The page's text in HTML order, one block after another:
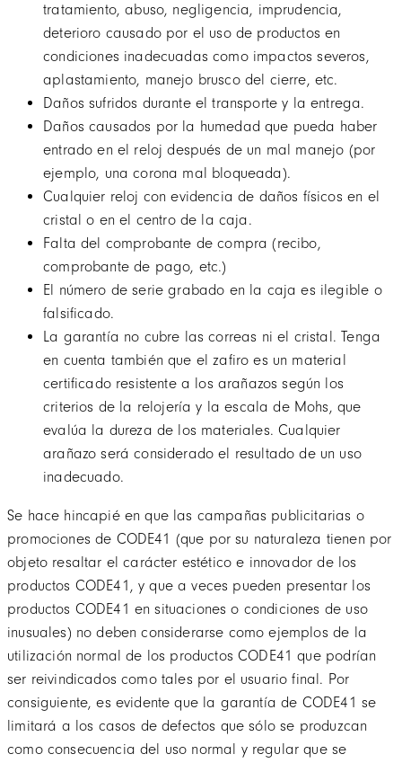
tratamiento, abuso, negligencia, imprudencia,
deterioro causado por el uso de productos en
condiciones inadecuadas como impactos severos,
aplastamiento, manejo brusco del cierre, etc.
Daños sufridos durante el transporte y la entrega.
Daños causados por la humedad que pueda haber
entrado en el reloj después de un mal manejo (por
ejemplo, una corona mal bloqueada).
Cualquier reloj con evidencia de daños físicos en el
cristal o en el centro de la caja.
Falta del comprobante de compra (recibo,
comprobante de pago, etc.)
El número de serie grabado en la caja es ilegible o
falsificado.
La garantía no cubre las correas ni el cristal. Tenga
en cuenta también que el zafiro es un material
certificado resistente a los arañazos según los
criterios de la relojería y la escala de Mohs, que
evalúa la dureza de los materiales. Cualquier
arañazo será considerado el resultado de un uso
inadecuado.
Se hace hincapié en que las campañas publicitarias o
promociones de CODE41 (que por su naturaleza tienen por
objeto resaltar el carácter estético e innovador de los
productos CODE41, y que a veces pueden presentar los
productos CODE41 en situaciones o condiciones de uso
inusuales) no deben considerarse como ejemplos de la
utilización normal de los productos CODE41 que podrían
ser reivindicados como tales por el usuario final. Por
consiguiente, es evidente que la garantía de CODE41 se
limitará a los casos de defectos que sólo se produzcan
como consecuencia del uso normal y regular que se